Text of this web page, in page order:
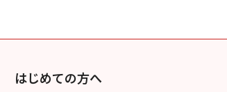
はじめての方へ